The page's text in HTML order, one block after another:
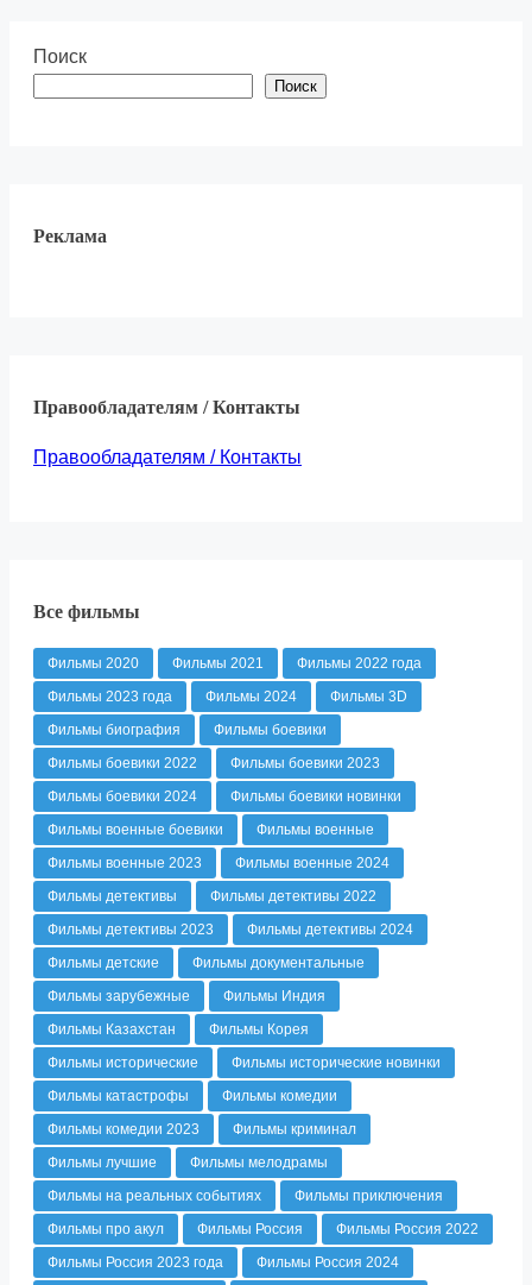
Поиск
Поиск
Реклама
Правообладателям / Контакты
Правообладателям / Контакты
Все фильмы
Фильмы 2020 Фильмы 2021
Фильмы 2022 года
Фильмы 2023 года
Фильмы 2024
Фильмы 3D
Фильмы биография
Фильмы боевики
Фильмы боевики 2022
Фильмы боевики 2023
Фильмы боевики 2024
Фильмы боевики новинки
Фильмы военные боевики
Фильмы военные
Фильмы военные 2023
Фильмы военные 2024
Фильмы детективы
Фильмы детективы 2022
Фильмы детективы 2023
Фильмы детективы 2024
Фильмы детские
Фильмы документальные
Фильмы зарубежные
Фильмы Индия
Фильмы Казахстан
Фильмы Корея
Фильмы исторические
Фильмы исторические новинки
Фильмы катастрофы
Фильмы комедии
Фильмы комедии 2023
Фильмы криминал
Фильмы лучшие
Фильмы мелодрамы
Фильмы на реальных событиях
Фильмы приключения
Фильмы про акул
Фильмы Россия
Фильмы Россия 2022
Фильмы Россия 2023 года
Фильмы Россия 2024